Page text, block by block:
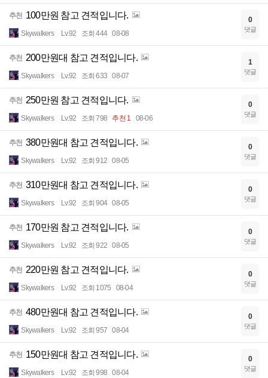
추천 100만원 참고 견적입니다.
Skywalkers Lv.92 조회 444 08-08
0
댓글
추천 200만원대 참고 견적입니다.
Skywalkers Lv.92 조회 633 08-07
1
댓글
추천 250만원 참고 견적입니다.
Skywalkers Lv.92 조회 798 추천 1 08-06
0
댓글
추천 380만원대 참고 견적입니다.
Skywalkers Lv.92 조회 912 08-05
0
댓글
추천 310만원대 참고 견적입니다.
Skywalkers Lv.92 조회 904 08-05
0
댓글
추천 170만원 참고 견적입니다.
Skywalkers Lv.92 조회 922 08-05
0
댓글
추천 220만원 참고 견적입니다.
Skywalkers Lv.92 조회 1075 08-04
0
댓글
추천 480만원대 참고 견적입니다.
Skywalkers Lv.92 조회 957 08-04
0
댓글
추천 150만원대 참고 견적입니다.
Skywalkers Lv.92 조회 998 08-04
0
댓글